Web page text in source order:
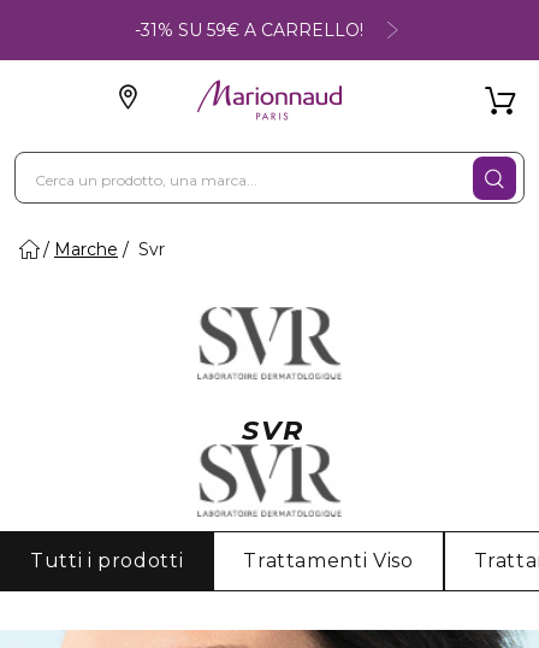
-31% SU 59€ A CARRELLO!
Marche Svr
SVR
Tutti i prodotti Trattamenti Viso